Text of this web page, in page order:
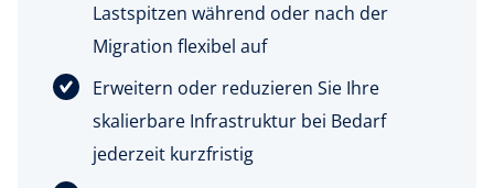
Lastspitzen während oder nach der
Migration flexibel auf
Erweitern oder reduzieren Sie Ihre
skalierbare Infrastruktur bei Bedarf
jederzeit kurzfristig